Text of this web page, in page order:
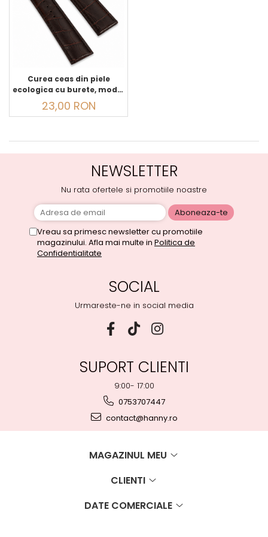
Curea ceas din piele
ecologica cu burete, model
crocodil, cataramă din oțel
inoxidabil, maro
23,00 RON
NEWSLETTER
Nu rata ofertele si promotiile noastre
Vreau sa primesc newsletter cu promotiile
magazinului. Afla mai multe in Politica de
Confidentialitate
SOCIAL
Urmareste-ne in social media
SUPORT CLIENTI
9:00- 17:00
0753707447
contact@hanny.ro
MAGAZINUL MEU
CLIENTI
DATE COMERCIALE